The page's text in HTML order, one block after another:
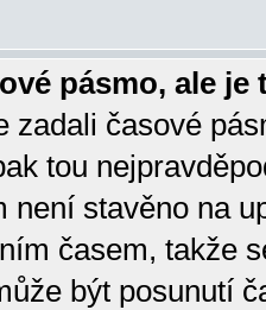
pásmo, ale je
zadali časové
tou
není stavěno na
časem, takže
být posunutí